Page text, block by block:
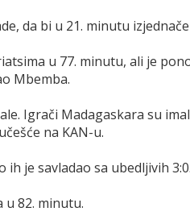
da bi u 21. minutu
u 77. minutu, ali je
Mbemba.
Igrači Madagaskara su
na KAN-u.
je savladao sa ubedljivih 3:0.
u 82. minutu.